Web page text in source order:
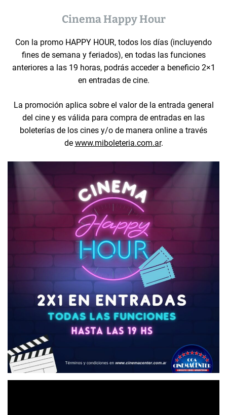
Cinema Happy Hour
Con la promo HAPPY HOUR, todos los días (incluyendo
fines de semana y feriados), en todas las funciones
anteriores a las 19 horas, podrás acceder a beneficio 2×1
en entradas de cine.
La promoción aplica sobre el valor de la entrada general
del cine y es válida para compra de entradas en las
boleterías de los cines y/o de manera online a través
de www.miboleteria.com.ar.